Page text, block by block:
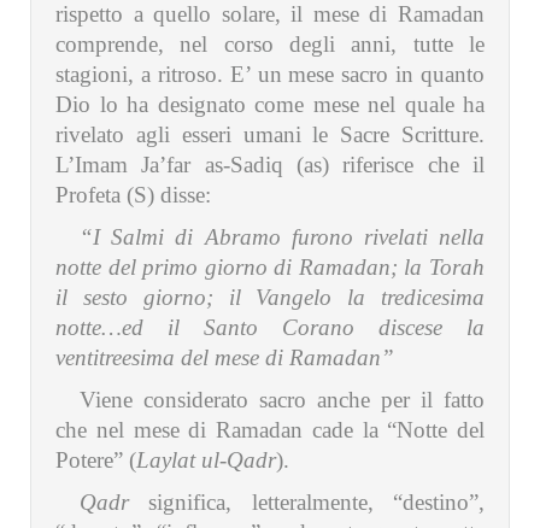
rispetto a quello solare, il mese di Ramadan
comprende, nel corso degli anni, tutte le
stagioni, a ritroso. E’ un mese sacro in quanto
Dio lo ha designato come mese nel quale ha
rivelato agli esseri umani le Sacre Scritture.
L’Imam Ja’far as-Sadiq (as) riferisce che il
Profeta (S) disse:
“I Salmi di Abramo furono rivelati nella
notte del primo giorno di Ramadan; la Torah
il sesto giorno; il Vangelo la tredicesima
notte…ed il Santo Corano discese la
ventitreesima del mese di Ramadan”
Viene considerato sacro anche per il fatto
che nel mese di Ramadan cade la “Notte del
Potere” (Laylat ul-Qadr).
Qadrsignifica, letteralmente, “destino”,